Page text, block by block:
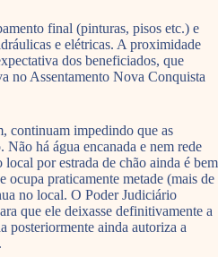
final (pinturas, pisos etc.) e
e elétricas. A proximidade
dos beneficiados, que
no Assentamento Nova Conquista
continuam impedindo que as
há água encanada e nem rede
local por estrada de chão ainda é bem
praticamente metade (mais de
no local. O Poder Judiciário
que ele deixasse definitivamente a
posteriormente ainda autoriza a